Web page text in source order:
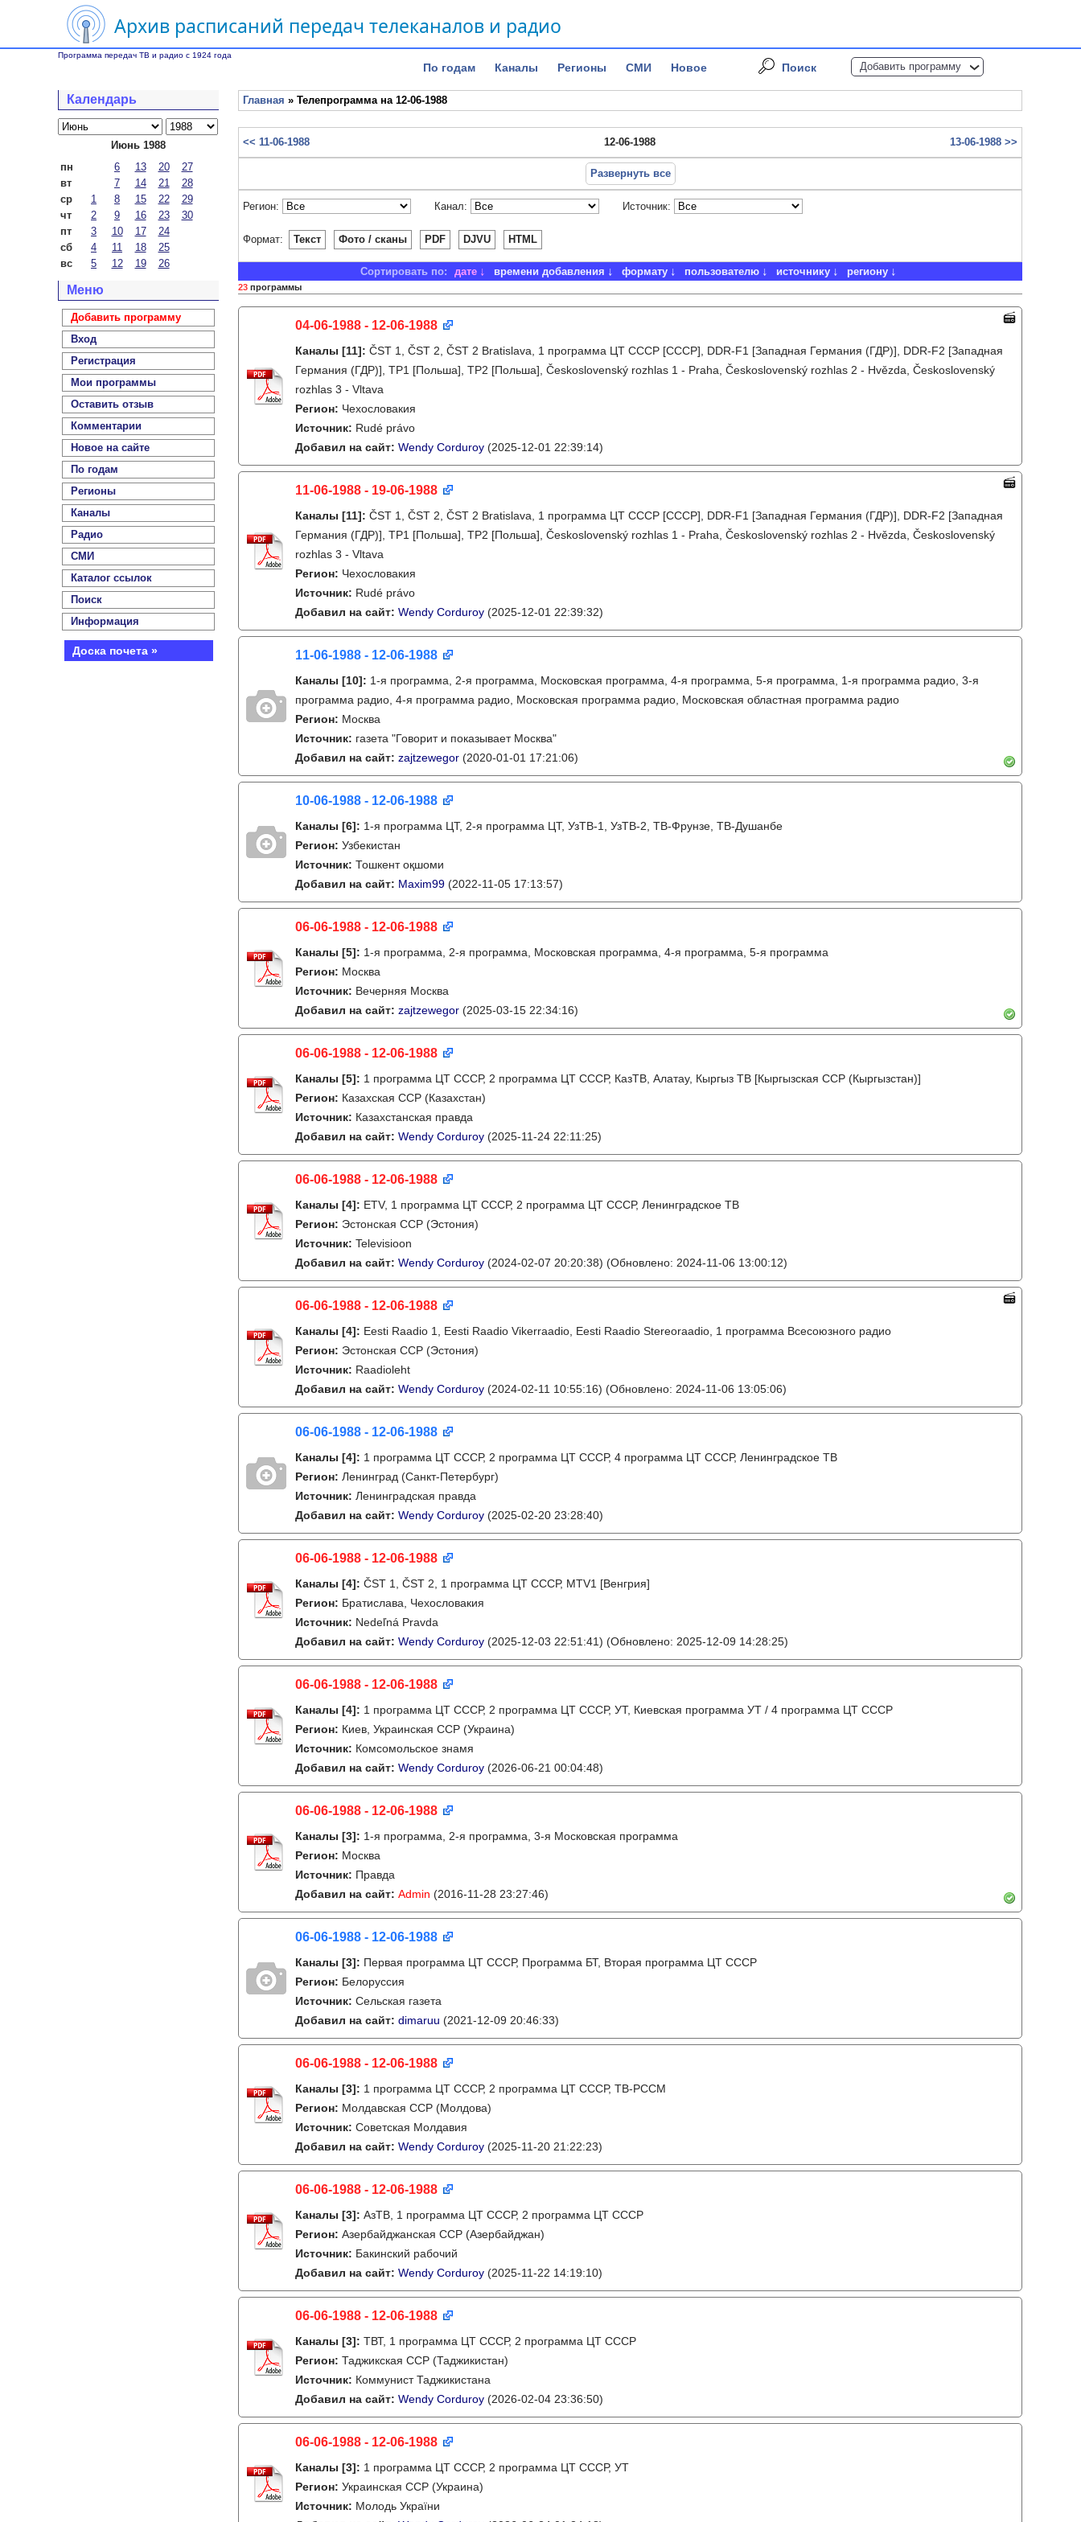
Архив расписаний передач телеканалов и радио
Программа передач ТВ и радио с 1924 года
По годам Каналы Регионы СМИ Новое Поиск Добавить программу
Календарь
Июнь 1988
пн
6 13 20
27
вт
7 14 21
28
ср
1 8 15 22
29
чт
2 9 16 23
30
пт
3 10 17
24
сб
4 11 18
25
вс
5 12 19 26
Меню
Добавить программу
Вход
Регистрация
Мои программы
Оставить отзыв
Комментарии
Новое на сайте
По годам
Регионы
Каналы
Радио
СМИ
Каталог ссылок
Поиск
Информация
Доска почета »
Главная » Телепрограмма на 12-06-1988
<< 11-06-1988 12-06-1988 13-06-1988 >>
Развернуть все
Регион: Канал: Источник:
Формат: Текст Фото / сканы PDF DJVU HTML
Сортировать по: дате времени добавления формату пользователю источнику региону
23 программы
04-06-1988 - 12-06-1988
Каналы [11]: ČST 1, ČST 2, ČST 2 Bratislava, 1 программа ЦТ СССР [СССР], DDR-F1 [Западная Германия (ГДР)], DDR-F2 [Западная
Германия (ГДР)], TP1 [Польша], TP2 [Польша], Československý rozhlas 1 - Praha, Československý rozhlas 2 - Hvězda, Československý
rozhlas 3 - Vltava
Регион: Чехословакия
Источник: Rudé právo
Добавил на сайт: Wendy Corduroy (2025-12-01 22:39:14)
11-06-1988 - 19-06-1988
Каналы [11]: ČST 1, ČST 2, ČST 2 Bratislava, 1 программа ЦТ СССР [СССР], DDR-F1 [Западная Германия (ГДР)], DDR-F2 [Западная
Германия (ГДР)], TP1 [Польша], TP2 [Польша], Československý rozhlas 1 - Praha, Československý rozhlas 2 - Hvězda, Československý
rozhlas 3 - Vltava
Регион: Чехословакия
Источник: Rudé právo
Добавил на сайт: Wendy Corduroy (2025-12-01 22:39:32)
11-06-1988 - 12-06-1988
Каналы [10]: 1-я программа, 2-я программа, Московская программа, 4-я программа, 5-я программа, 1-я программа радио, 3-я
программа радио, 4-я программа радио, Московская программа радио, Московская областная программа радио
Регион: Москва
Источник: газета "Говорит и показывает Москва"
Добавил на сайт: zajtzewegor (2020-01-01 17:21:06)
10-06-1988 - 12-06-1988
Каналы [6]: 1-я программа ЦТ, 2-я программа ЦТ, УзТВ-1, УзТВ-2, ТВ-Фрунзе, ТВ-Душанбе
Регион: Узбекистан
Источник: Тошкент оқшоми
Добавил на сайт: Maxim99 (2022-11-05 17:13:57)
06-06-1988 - 12-06-1988
Каналы [5]: 1-я программа, 2-я программа, Московская программа, 4-я программа, 5-я программа
Регион: Москва
Источник: Вечерняя Москва
Добавил на сайт: zajtzewegor (2025-03-15 22:34:16)
06-06-1988 - 12-06-1988
Каналы [5]: 1 программа ЦТ СССР, 2 программа ЦТ СССР, КазТВ, Алатау, Кыргыз ТВ [Кыргызская ССР (Кыргызстан)]
Регион: Казахская ССР (Казахстан)
Источник: Казахстанская правда
Добавил на сайт: Wendy Corduroy (2025-11-24 22:11:25)
06-06-1988 - 12-06-1988
Каналы [4]: ETV, 1 программа ЦТ СССР, 2 программа ЦТ СССР, Ленинградское ТВ
Регион: Эстонская ССР (Эстония)
Источник: Televisioon
Добавил на сайт: Wendy Corduroy (2024-02-07 20:20:38) (Обновлено: 2024-11-06 13:00:12)
06-06-1988 - 12-06-1988
Каналы [4]: Eesti Raadio 1, Eesti Raadio Vikerraadio, Eesti Raadio Stereoraadio, 1 программа Всесоюзного радио
Регион: Эстонская ССР (Эстония)
Источник: Raadioleht
Добавил на сайт: Wendy Corduroy (2024-02-11 10:55:16) (Обновлено: 2024-11-06 13:05:06)
06-06-1988 - 12-06-1988
Каналы [4]: 1 программа ЦТ СССР, 2 программа ЦТ СССР, 4 программа ЦТ СССР, Ленинградское ТВ
Регион: Ленинград (Санкт-Петербург)
Источник: Ленинградская правда
Добавил на сайт: Wendy Corduroy (2025-02-20 23:28:40)
06-06-1988 - 12-06-1988
Каналы [4]: ČST 1, ČST 2, 1 программа ЦТ СССР, MTV1 [Венгрия]
Регион: Братислава, Чехословакия
Источник: Nedeľná Pravda
Добавил на сайт: Wendy Corduroy (2025-12-03 22:51:41) (Обновлено: 2025-12-09 14:28:25)
06-06-1988 - 12-06-1988
Каналы [4]: 1 программа ЦТ СССР, 2 программа ЦТ СССР, УТ, Киевская программа УТ / 4 программа ЦТ СССР
Регион: Киев, Украинская ССР (Украина)
Источник: Комсомольское знамя
Добавил на сайт: Wendy Corduroy (2026-06-21 00:04:48)
06-06-1988 - 12-06-1988
Каналы [3]: 1-я программа, 2-я программа, 3-я Московская программа
Регион: Москва
Источник: Правда
Добавил на сайт: Admin (2016-11-28 23:27:46)
06-06-1988 - 12-06-1988
Каналы [3]: Первая программа ЦТ СССР, Программа БТ, Вторая программа ЦТ СССР
Регион: Белоруссия
Источник: Сельская газета
Добавил на сайт: dimaruu (2021-12-09 20:46:33)
06-06-1988 - 12-06-1988
Каналы [3]: 1 программа ЦТ СССР, 2 программа ЦТ СССР, ТВ-РССМ
Регион: Молдавская ССР (Молдова)
Источник: Советская Молдавия
Добавил на сайт: Wendy Corduroy (2025-11-20 21:22:23)
06-06-1988 - 12-06-1988
Каналы [3]: АзТВ, 1 программа ЦТ СССР, 2 программа ЦТ СССР
Регион: Азербайджанская ССР (Азербайджан)
Источник: Бакинский рабочий
Добавил на сайт: Wendy Corduroy (2025-11-22 14:19:10)
06-06-1988 - 12-06-1988
Каналы [3]: ТВТ, 1 программа ЦТ СССР, 2 программа ЦТ СССР
Регион: Таджикская ССР (Таджикистан)
Источник: Коммунист Таджикистана
Добавил на сайт: Wendy Corduroy (2026-02-04 23:36:50)
06-06-1988 - 12-06-1988
Каналы [3]: 1 программа ЦТ СССР, 2 программа ЦТ СССР, УТ
Регион: Украинская ССР (Украина)
Источник: Молодь України